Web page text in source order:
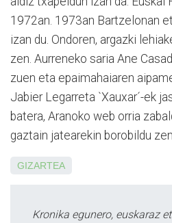
1972an. 1973an Bartzelonan
izan du. Ondoren, argazki
zen. Aurreneko saria Ane
zuen eta epaimahaiaren
Jabier Legarreta `Xauxar´-ek
batera, Aranoko web orria
gaztain jatearekin borobildu
GIZARTEA
Kronika egunero, euskaraz